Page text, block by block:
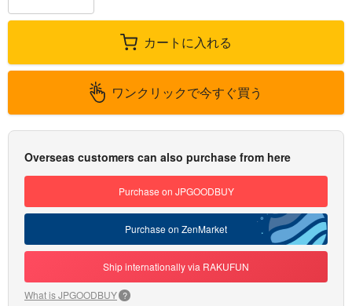
カートに入れる
ワンクリックで今すぐ買う
Overseas customers can also purchase from here
Purchase on JPGOODBUY
Purchase on ZenMarket
Ship internationally via RAKUFUN
What is JPGOODBUY ?